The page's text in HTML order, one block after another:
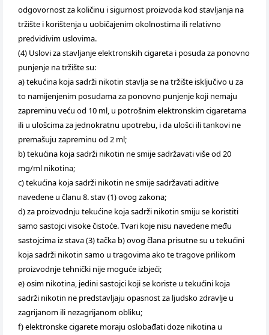
odgovornost za količinu i sigurnost proizvoda kod stavljanja na
tržište i korištenja u uobičajenim okolnostima ili relativno
predvidivim uslovima.
(4) Uslovi za stavljanje elektronskih cigareta i posuda za ponovno
punjenje na tržište su:
a) tekućina koja sadrži nikotin stavlja se na tržište isključivo u za
to namijenjenim posudama za ponovno punjenje koji nemaju
zapreminu veću od 10 ml, u potrošnim elektronskim cigaretama
ili u ulošcima za jednokratnu upotrebu, i da ulošci ili tankovi ne
premašuju zapreminu od 2 ml;
b) tekućina koja sadrži nikotin ne smije sadržavati više od 20
mg/ml nikotina;
c) tekućina koja sadrži nikotin ne smije sadržavati aditive
navedene u članu 8. stav (1) ovog zakona;
d) za proizvodnju tekućine koja sadrži nikotin smiju se koristiti
samo sastojci visoke čistoće. Tvari koje nisu navedene među
sastojcima iz stava (3) tačka b) ovog člana prisutne su u tekućini
koja sadrži nikotin samo u tragovima ako te tragove prilikom
proizvodnje tehnički nije moguće izbjeći;
e) osim nikotina, jedini sastojci koji se koriste u tekućini koja
sadrži nikotin ne predstavljaju opasnost za ljudsko zdravlje u
zagrijanom ili nezagrijanom obliku;
f) elektronske cigarete moraju oslobađati doze nikotina u